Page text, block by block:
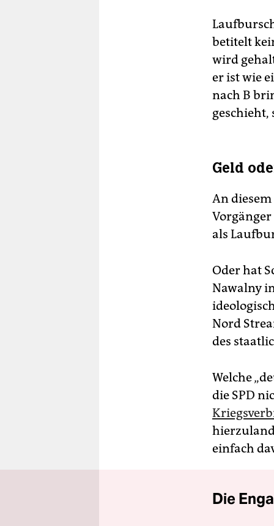
betitelt
wird
er ist wie
nach B
geschieht,
Geld
An
Vorgänger
als
Oder hat
Nawalny
Nord
des
Welche
die SPD
einfach
Die